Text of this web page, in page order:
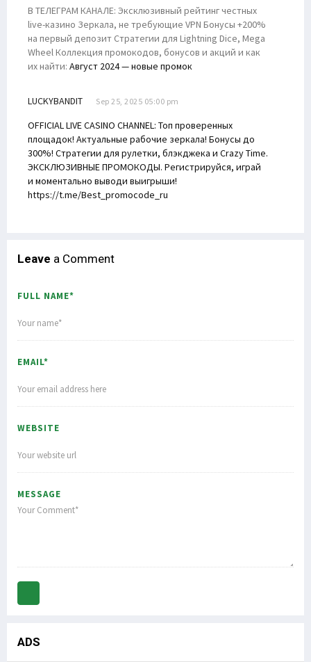
В ТЕЛЕГРАМ КАНАЛЕ: Эксклюзивный рейтинг честных
live-казино Зеркала, не требующие VPN Бонусы +200%
на первый депозит Стратегии для Lightning Dice, Mega
Wheel Коллекция промокодов, бонусов и акций и как
их найти: Август 2024 — новые промок
LUCKYBANDIT Sep 25, 2025 05:00 pm
OFFICIAL LIVE CASINO CHANNEL: Топ проверенных
площадок! Актуальные рабочие зеркала! Бонусы до
300%! Стратегии для рулетки, блэкджека и Crazy Time.
ЭКСКЛЮЗИВНЫЕ ПРОМОКОДЫ. Регистрируйся, играй
и моментально выводи выигрыши!
https://t.me/Best_promocode_ru
Leave a Comment
FULL NAME*
EMAIL*
WEBSITE
MESSAGE
ADS